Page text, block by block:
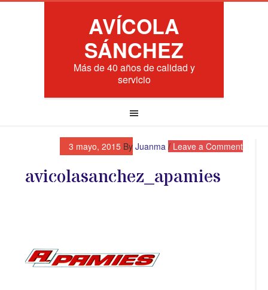
AVÍCOLA
SÁNCHEZ
Más de 40 años de calidad y
servicio
3 mayo, 2015By Juanma Leave a Comment
avicolasanchez_apamies